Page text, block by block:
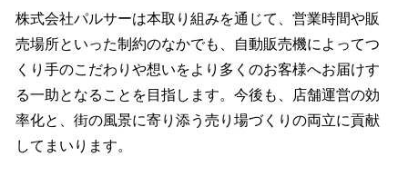
株式会社パルサーは本取り組みを通じて、営業時間や販
売場所といった制約のなかでも、自動販売機によってつ
くり手のこだわりや想いをより多くのお客様へお届けす
る一助となることを目指します。今後も、店舗運営の効
率化と、街の風景に寄り添う売り場づくりの両立に貢献
してまいります。